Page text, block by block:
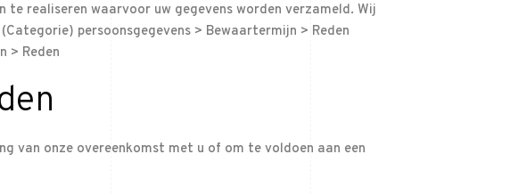
realiseren waarvoor uw gegevens worden verzameld. Wij
persoonsgegevens > Bewaartermijn > Reden
> Reden
van onze overeenkomst met u of om te voldoen aan een